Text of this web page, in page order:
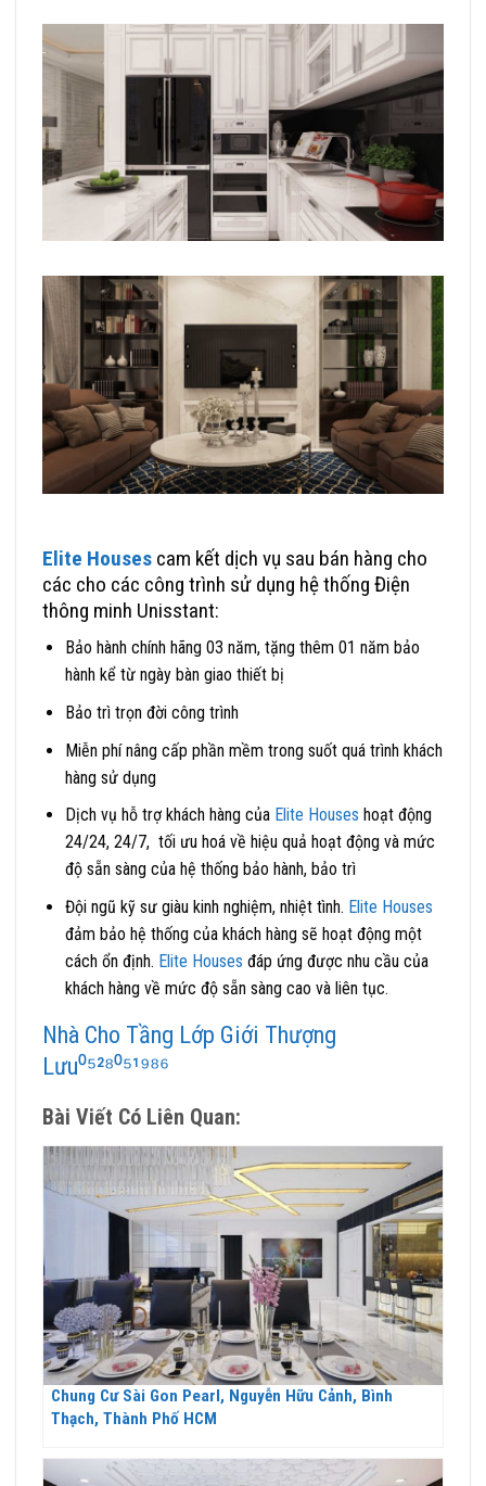
Elite Houses cam kết dịch vụ sau bán hàng cho
các cho các công trình sử dụng hệ thống Điện
thông minh Unisstant:
Bảo hành chính hãng 03 năm, tặng thêm 01 năm bảo
hành kể từ ngày bàn giao thiết bị
Bảo trì trọn đời công trình
Miễn phí nâng cấp phần mềm trong suốt quá trình khách
hàng sử dụng
Dịch vụ hỗ trợ khách hàng của Elite Houses hoạt động
24/24, 24/7, tối ưu hoá về hiệu quả hoạt động và mức
độ sẵn sàng của hệ thống bảo hành, bảo trì
Đội ngũ kỹ sư giàu kinh nghiệm, nhiệt tình. Elite Houses
đảm bảo hệ thống của khách hàng sẽ hoạt động một
cách ổn định. Elite Houses đáp ứng được nhu cầu của
khách hàng về mức độ sẵn sàng cao và liên tục.
Nhà Cho Tầng Lớp Giới Thượng
Lưu⁰⁵²⁸⁰⁵¹⁹⁸⁶
Bài Viết Có Liên Quan:
Chung Cư Sài Gon Pearl, Nguyễn Hữu Cảnh, Bình
Thạch, Thành Phố HCM